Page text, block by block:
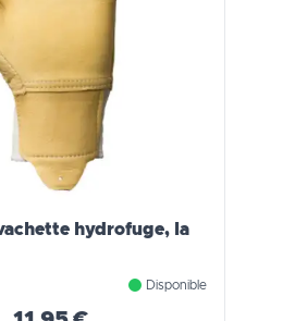
hydrofuge, la
Disponible